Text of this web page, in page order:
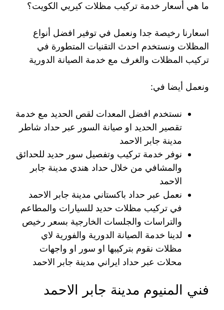
ما هي أسعار خدمة تركيب مظلات كيريي الكويت؟
اسعارنا رخيصة جدا ونعمل في توفير افضل أنواع
المظلات ونستخدم احدث التقنيات المتطورة في
تركيب المظلات والغرف مع خدمة الصيانة الدورية
ونعمل أيضا في:
نستخدم افضل المعدات لقص الحديد مع خدمة
تقصير الحديد او صيانة السور عبر حداد شاطر
مدينة جابر الاحمد
نوفر خدمة تركيب وتفصيل سور حديد للحدائق
والمشافي من خلال حداد هندي مدينة جابر
الاحمد
نعمل عبر حداد باكستاني مدينة جابر الاحمد
في تركيب مظلات حديد للسيارات والمطاعم
والتراسات والجلسات الخارجية بسعر رخيص
لدينا خدمة الصيانة الدورية والفورية لاي
مظلات نقوم بتركيبها او سور او واجهات
محلات عبر حداد ايراني مدينة جابر الاحمد
فني المنيوم مدينة جابر الاحمد